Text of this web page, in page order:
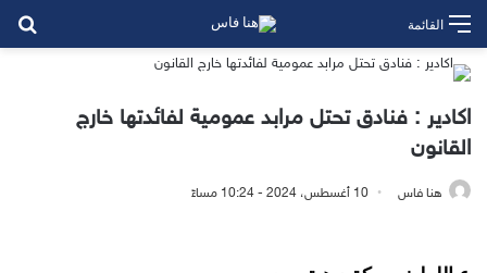
القائمة
اكادير : فنادق تحتل مرابد عمومية لفائدتها خارج
القانون
هنا فاس 10 أغسطس، 2024 - 10:24 مساءً